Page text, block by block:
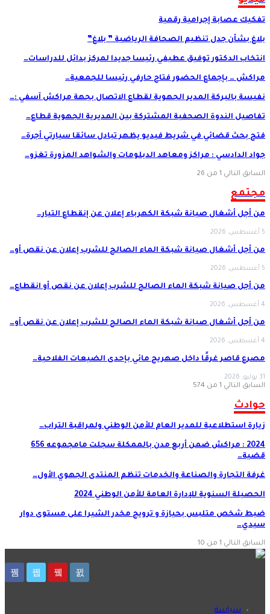
تفكيك عصابة إجرامية رقمية
بلاغ بشأن جدل تنظيم الصحافة الرياضية ” بلاغ”
انتخاب الدكتور توفيق عطيفي رئيسا جديدا لمركز بدائل للدراسات…
مراكش … بإجماع الحضور فتاح حارفي رئيسا للجمعية…
نفيسة بالبركة المدير الجهوية لقطاع الاتصال بجهة مراكش آسفي :…
تفاصيل الندوة الصحفية المشتركة بين المديرية الجهوية قطاع…
فتح بحث قضائي في شريط فيديو يظهر تبادل سائقا سيارتي أجرة…
جواد الدادسي : مراكز ومعاهد الدبلومات والشواهد المزورة تغزو…
السابق التالي 1 من 26
مجتمع
من أجل أشغال صيانة شبكة الكهرباء إعلان عن إنقطاع التيار…
5 أغسطس, 2026
من أجل أشغال صيانة شبكة الماء الصالح للشرب إعلان عن نقص أو…
5 أغسطس, 2026
من أجل صيانة شبكة الماء الصالح للشرب إعلان عن نقص أو انقطاع…
4 أغسطس, 2026
من أجل أشغال صيانة شبكة الماء الصالح للشرب إعلان عن نقص أو…
4 أغسطس, 2026
مصرع قاصر غرقًا داخل صهريج مائي بإحدى الضيعات الفلاحية…
31 يوليو, 2026
السابق التالي 1 من 574
حوادث
زيارة استطلاعية للمدير العام للأمن الوطني ولمراقبة التراب…
2024 : مراكش ضمن أربع مدن بالممكلة سجلت مامجموعه 656
قضية…
غرفة التجارة والصناعة والخدمات تنظم المنتدى الجهوي الأول…
الحصيلة السنوية للإدارة العامة للأمن الوطني 2024
ضبط شخص متلبس بحيازة و ترويج مخدر الشيرا على مستوى دوار
سيدي…
السابق التالي 1 من 10
سياسة